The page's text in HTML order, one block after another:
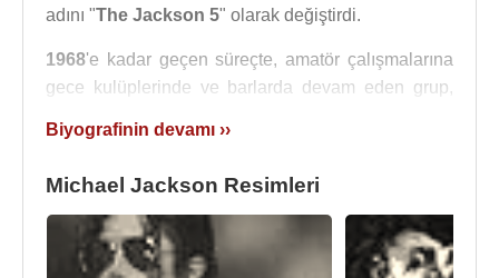
adını "The Jackson 5" olarak değiştirdi.
1968'e kadar geçen süreçte, amatör çalışmalarına
gece kulüplerinde ve barlarda devam eden grup,
düzenlenen bir yarışmada birinci gelerek, dönemin
Gordy'nin dikkatini çekti.1968
imzaladıkları sözleşmeden sonra
California
taşınan grubun yıldızı hızla parlamaya başladı.
Biyografinin devamı ››
Michael Jackson Resimleri